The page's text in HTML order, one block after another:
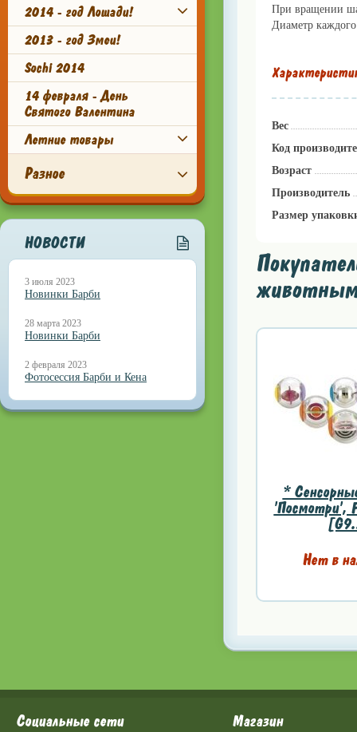
2014 - год Лошади!
2013 - год Змеи!
Sochi 2014
14 февраля - День
Святого Валентина
Летние товары
Разное
НОВОСТИ
3 июля 2023
Новинки Барби
28 марта 2023
Новинки Барби
2 февраля 2023
Фотосессия Барби и Кена
При вращении
Диаметр
Вес
Код
Возраст
Производитель
Размер
*
'Посмотри',
Нет в
Социальные сети Магазин